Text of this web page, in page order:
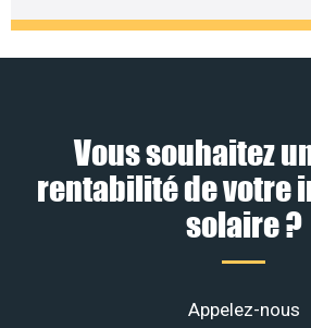
Vous souhaitez
rentabilité de votre
solaire ?
Appelez-nous